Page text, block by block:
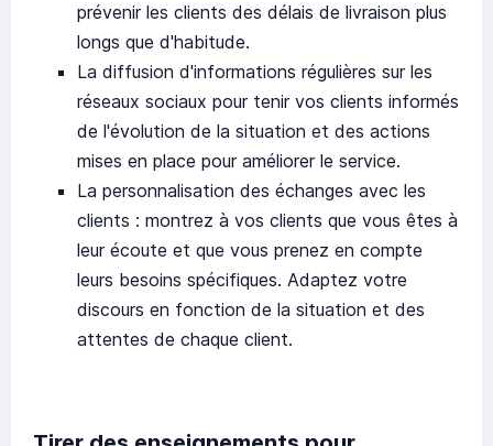
prévenir les clients des délais de livraison plus
longs que d'habitude.
La diffusion d'informations régulières sur les
réseaux sociaux pour tenir vos clients informés
de l'évolution de la situation et des actions
mises en place pour améliorer le service.
La personnalisation des échanges avec les
clients : montrez à vos clients que vous êtes à
leur écoute et que vous prenez en compte
leurs besoins spécifiques. Adaptez votre
discours en fonction de la situation et des
attentes de chaque client.